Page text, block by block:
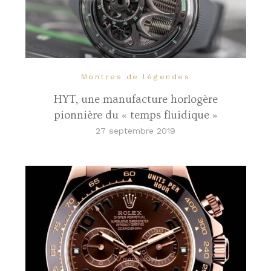
Montres de légendes
HYT, une manufacture horlogère
pionnière du « temps fluidique »
27 septembre 2019